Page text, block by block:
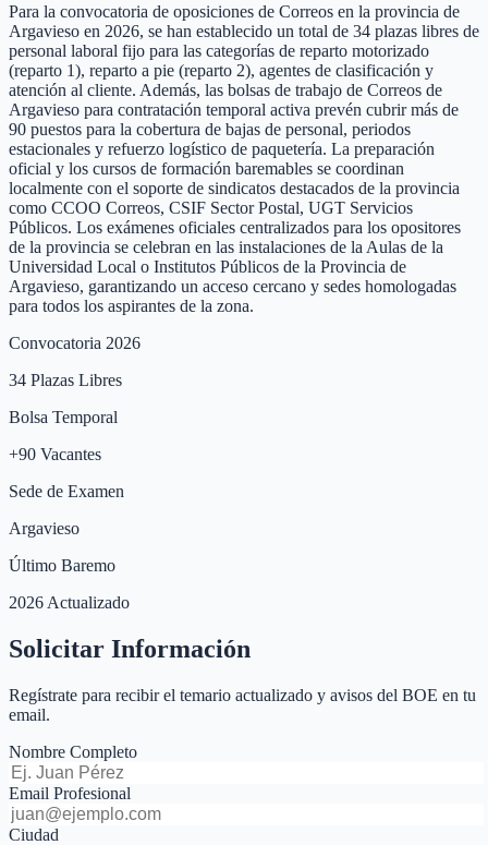
Para la convocatoria de oposiciones de Correos en la provincia de
Argavieso en 2026, se han establecido un total de 34 plazas libres de
personal laboral fijo para las categorías de reparto motorizado
(reparto 1), reparto a pie (reparto 2), agentes de clasificación y
atención al cliente. Además, las bolsas de trabajo de Correos de
Argavieso para contratación temporal activa prevén cubrir más de
90 puestos para la cobertura de bajas de personal, periodos
estacionales y refuerzo logístico de paquetería. La preparación
oficial y los cursos de formación baremables se coordinan
localmente con el soporte de sindicatos destacados de la provincia
como CCOO Correos, CSIF Sector Postal, UGT Servicios
Públicos. Los exámenes oficiales centralizados para los opositores
de la provincia se celebran en las instalaciones de la Aulas de la
Universidad Local o Institutos Públicos de la Provincia de
Argavieso, garantizando un acceso cercano y sedes homologadas
para todos los aspirantes de la zona.
Convocatoria 2026
34 Plazas Libres
Bolsa Temporal
+90 Vacantes
Sede de Examen
Argavieso
Último Baremo
2026 Actualizado
Solicitar Información
Regístrate para recibir el temario actualizado y avisos del BOE en tu
email.
Nombre Completo
Email Profesional
Ciudad